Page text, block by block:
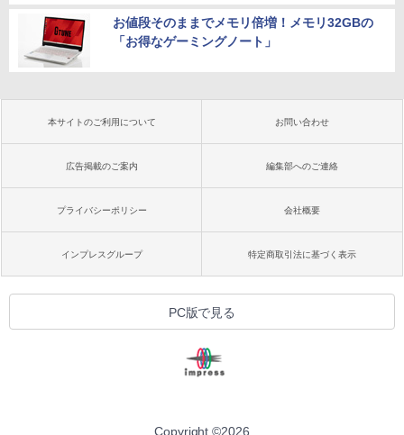
お値段そのままでメモリ倍増！メモリ32GBの
「お得なゲーミングノート」
本サイトのご利用について お問い合わせ
広告掲載のご案内 編集部へのご連絡
プライバシーポリシー 会社概要
インプレスグループ 特定商取引法に基づく表示
PC版で見る
Copyright ©2026